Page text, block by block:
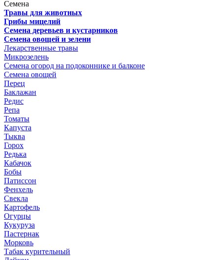
Семена
Травы для животных
Грибы мицелий
Семена деревьев и кустарников
Семена овощей и зелени
Лекарственные травы
Микрозелень
Семена огород на подоконнике и балконе
Семена овощей
Перец
Баклажан
Редис
Репа
Томаты
Капуста
Тыква
Горох
Редька
Кабачок
Бобы
Патиссон
Фенхель
Свекла
Картофель
Огурцы
Кукуруза
Пастернак
Морковь
Табак курительный